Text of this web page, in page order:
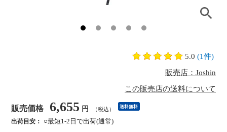
5.0 (1件)
販売店：Joshin
この販売店の送料について
販売価格 6,655 円 （税込） 送料無料
出荷目安：
○最短1-2日で出荷(通常)